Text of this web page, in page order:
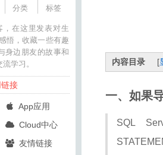
内容目录 [
一、如果
SQL
分类 标签
，在这里发表对生
悟，收藏一些有趣
身边朋友的故事和
学习。
接
App应用
Cloud中心
友情链接